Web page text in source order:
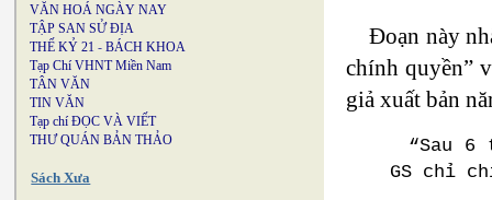
VĂN HOÁ NGÀY NAY
TẬP SAN SỬ ĐỊA
THẾ KỶ 21 - BÁCH KHOA
Tạp Chí VHNT Miền Nam
TÂN VĂN
TIN VĂN
Tạp chí ĐỌC VÀ VIẾT
THƯ QUÁN BẢN THẢO
Sách Xưa
Đoạn này
chính quyền”
giả xuất bản
“Sau
GS chỉ